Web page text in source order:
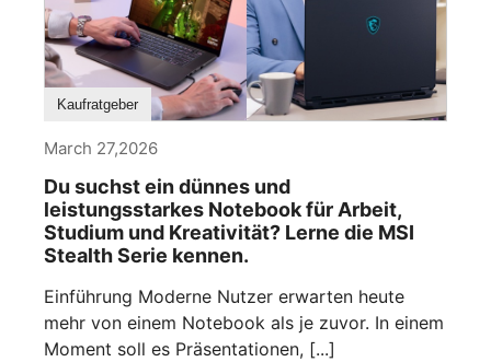
Kaufratgeber
March 27,2026
Du suchst ein dünnes und
leistungsstarkes Notebook für Arbeit,
Studium und Kreativität? Lerne die MSI
Stealth Serie kennen.
Einführung Moderne Nutzer erwarten heute
mehr von einem Notebook als je zuvor. In einem
Moment soll es Präsentationen, [...]